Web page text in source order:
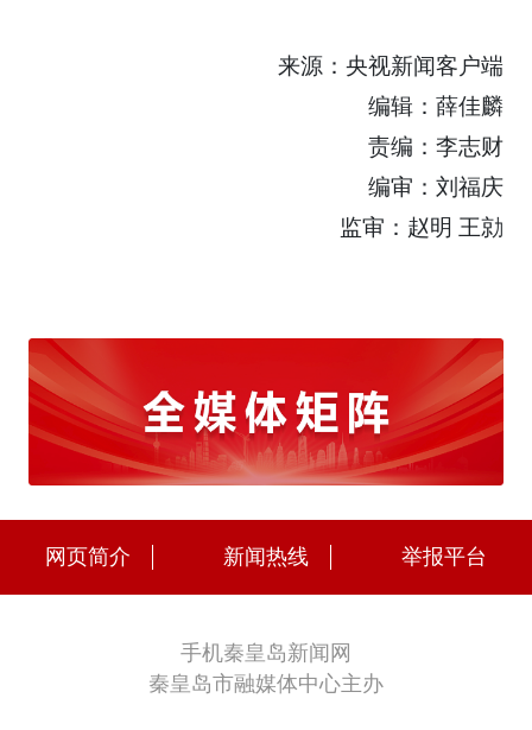
来源：央视新闻客户端
编辑：薛佳麟
责编：李志财
编审：刘福庆
监审：赵明 王勍
网页简介 新闻热线 举报平台
手机秦皇岛新闻网
秦皇岛市融媒体中心主办